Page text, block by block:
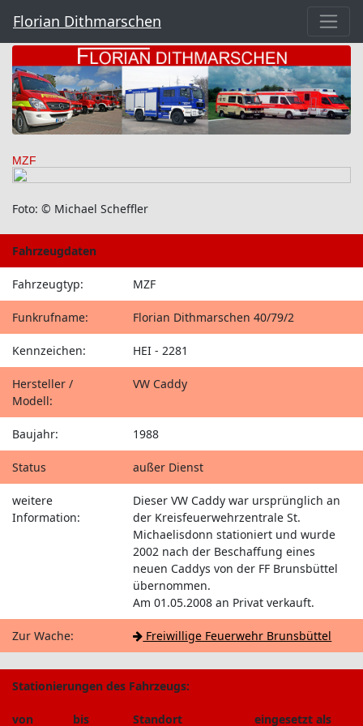
Florian Dithmarschen
MZF
Foto: © Michael Scheffler
Fahrzeugdaten
Fahrzeugtyp: MZF
Funkrufname: Florian Dithmarschen 40/79/2
Kennzeichen: HEI - 2281
Hersteller /
Modell:
VW Caddy
Baujahr: 1988
Status außer Dienst
weitere
Information:
Dieser VW Caddy war ursprünglich an
der Kreisfeuerwehrzentrale St.
Michaelisdonn stationiert und wurde
2002 nach der Beschaffung eines
neuen Caddys von der FF Brunsbüttel
übernommen.
Am 01.05.2008 an Privat verkauft.
Zur Wache: Freiwillige Feuerwehr Brunsbüttel
Stationierungen des Fahrzeugs:
von bis Standort eingesetzt als